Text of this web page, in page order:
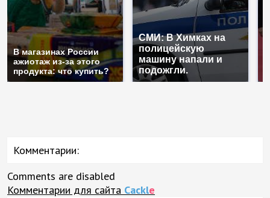
В магазинах России
ажиотаж из-за этого
продукта: что купить?
СМИ: В Химках на
полицейскую
машину напали и
подожгли.
Комментарии:
Comments are disabled
Комментарии для сайта Cackle